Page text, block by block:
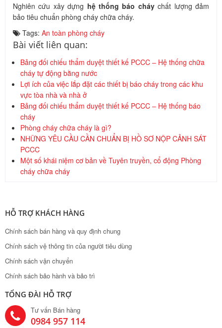
Nghiên cứu xây dựng hệ thống báo cháychất lượng đảm
bảo tiêu chuẩn phòng cháy chữa cháy.
Tags: An toàn phòng cháy
Bài viết liên quan:
Bảng đối chiếu thẩm duyệt thiết kế PCCC – Hệ thống chữa
cháy tự động bằng nước
Lợi ích của việc lắp đặt các thiết bị báo cháy trong các khu
vực tòa nhà và nhà ở
Bảng đối chiếu thẩm duyệt thiết kế PCCC – Hệ thống báo
cháy
Phòng cháy chữa cháy là gì?
NHỮNG YÊU CẦU CẦN CHUẨN BỊ HỒ SƠ NỘP CẢNH SÁT
PCCC
Một số khái niệm cơ bản về Tuyên truyền, cổ động Phòng
cháy chữa cháy
HỖ TRỢ KHÁCH HÀNG
Chính sách bán hàng và quy định chung
Chính sách vệ thông tin của người tiêu dùng
Chính sách vận chuyển
Chính sách bảo hành và bảo trì
TỔNG ĐÀI HỖ TRỢ
Tư vấn Bán hàng
0984 957 114